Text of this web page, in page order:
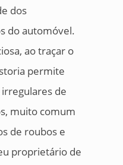
dos
do automóvel.
ao traçar o
permite
de
muito comum
de roubos e
proprietário de